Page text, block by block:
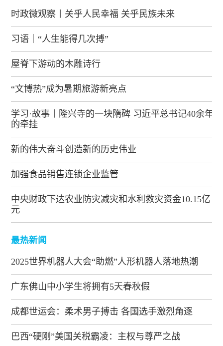
时政微观察丨关乎人民幸福 关乎民族未来
习语｜“人生能得几次搏”
屋脊下游动的木雕诗行
“文博热”成为暑期旅游新亮点
学习·故事丨隆兴寺的一块隋碑 习近平总书记40余年
的牵挂
新的伟大奋斗创造新的历史伟业
加强食品销售连锁企业监管
中央财政下达农业防灾减灾和水利救灾资金10.15亿
元
最热新闻
2025世界机器人大会“助燃”人形机器人落地热潮
广东佛山中小学生将拥有5天春秋假
成都世运会：柔术男子搏击 各国选手激烈角逐
巴西“硬刚”美国关税霸凌：主权与尊严之战